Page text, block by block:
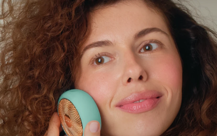
Entrar
Perfil de usuário
Meus aparelhos
Meus pedidos
Meus endereços
As minhas subscrições
NOVIDADE
FAQ™ Pure Beauty-Tech Elixir
BREAKING NEWS
issa™ Teeth Whitening Set
Idioma
English Deutsch
Español
Français
Italiano
Português
Polski
Svenska
Русский
Türkçe
简体中文 繁體中文